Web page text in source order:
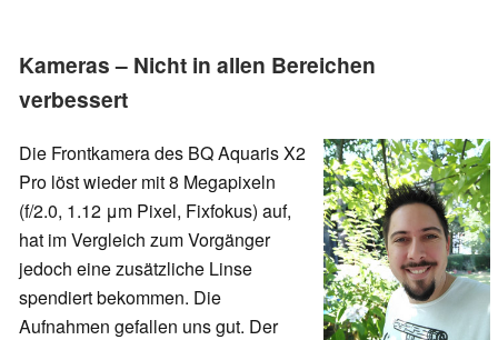
Kameras – Nicht in allen Bereichen
verbessert
Die Frontkamera des BQ Aquaris X2
Pro löst wieder mit 8 Megapixeln
(f/2.0, 1.12 μm Pixel, Fixfokus) auf,
hat im Vergleich zum Vorgänger
jedoch eine zusätzliche Linse
spendiert bekommen. Die
Aufnahmen gefallen uns gut. Der